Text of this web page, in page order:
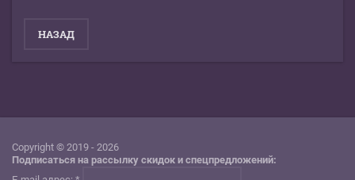
НАЗАД
Copyright © 2019 - 2026
Подписаться на рассылку скидок и спецпредложений: